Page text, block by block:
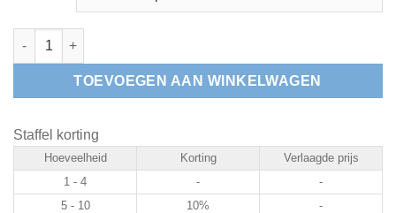
Aluminium tafelbordje open/closed aantal
TOEVOEGEN AAN WINKELWAGEN
Staffel korting
Hoeveelheid Korting
Verlaagde prijs
1 - 4
-
-
5 - 10
10%
-